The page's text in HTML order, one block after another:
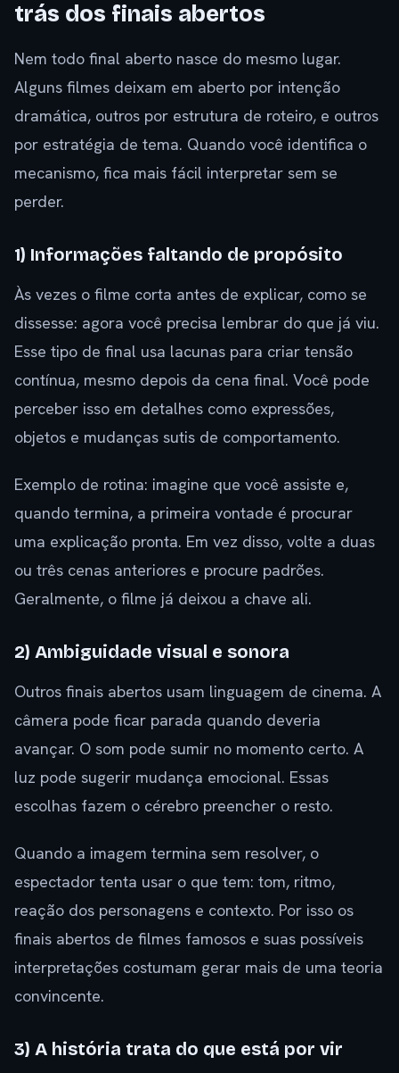
trás dos finais abertos
Nem todo final aberto nasce do mesmo lugar.
Alguns filmes deixam em aberto por intenção
dramática, outros por estrutura de roteiro, e outros
por estratégia de tema. Quando você identifica o
mecanismo, fica mais fácil interpretar sem se
perder.
1) Informações faltando de propósito
Às vezes o filme corta antes de explicar, como se
dissesse: agora você precisa lembrar do que já viu.
Esse tipo de final usa lacunas para criar tensão
contínua, mesmo depois da cena final. Você pode
perceber isso em detalhes como expressões,
objetos e mudanças sutis de comportamento.
Exemplo de rotina: imagine que você assiste e,
quando termina, a primeira vontade é procurar
uma explicação pronta. Em vez disso, volte a duas
ou três cenas anteriores e procure padrões.
Geralmente, o filme já deixou a chave ali.
2) Ambiguidade visual e sonora
Outros finais abertos usam linguagem de cinema. A
câmera pode ficar parada quando deveria
avançar. O som pode sumir no momento certo. A
luz pode sugerir mudança emocional. Essas
escolhas fazem o cérebro preencher o resto.
Quando a imagem termina sem resolver, o
espectador tenta usar o que tem: tom, ritmo,
reação dos personagens e contexto. Por isso os
finais abertos de filmes famosos e suas possíveis
interpretações costumam gerar mais de uma teoria
convincente.
3) A história trata do que está por vir